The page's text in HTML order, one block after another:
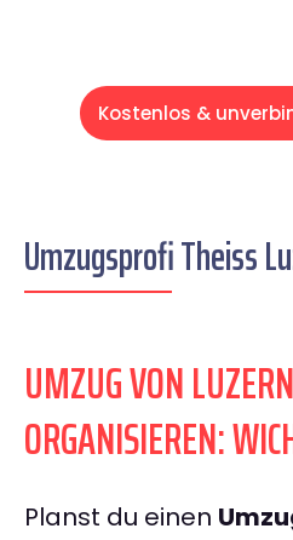
Kostenlos &
Umzugsprofi Theiss
UMZUG VON
ORGANISIEREN:
Planst du einen